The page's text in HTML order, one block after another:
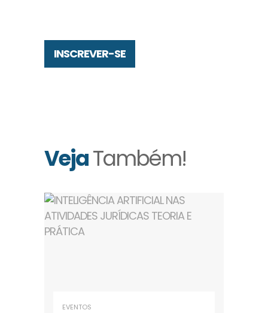
INSCREVER-SE
VejaTambém!
EVENTOS